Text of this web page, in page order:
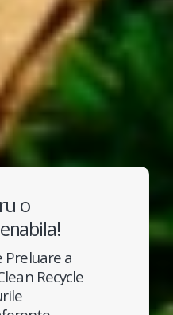
o
Preluare a
Recycle